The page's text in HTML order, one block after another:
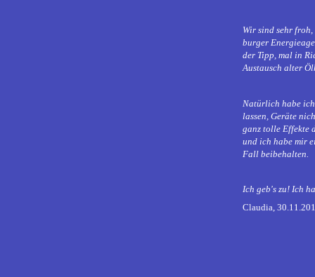
Wir sind sehr
burger
der Tipp, mal in
Austausch alter
Natürlich habe
lassen, Geräte
ganz tolle Effekte
und ich habe mir
Fall
Ich geb's zu! Ich
Claudia,